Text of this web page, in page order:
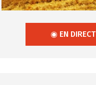
◉ EN DIRECT